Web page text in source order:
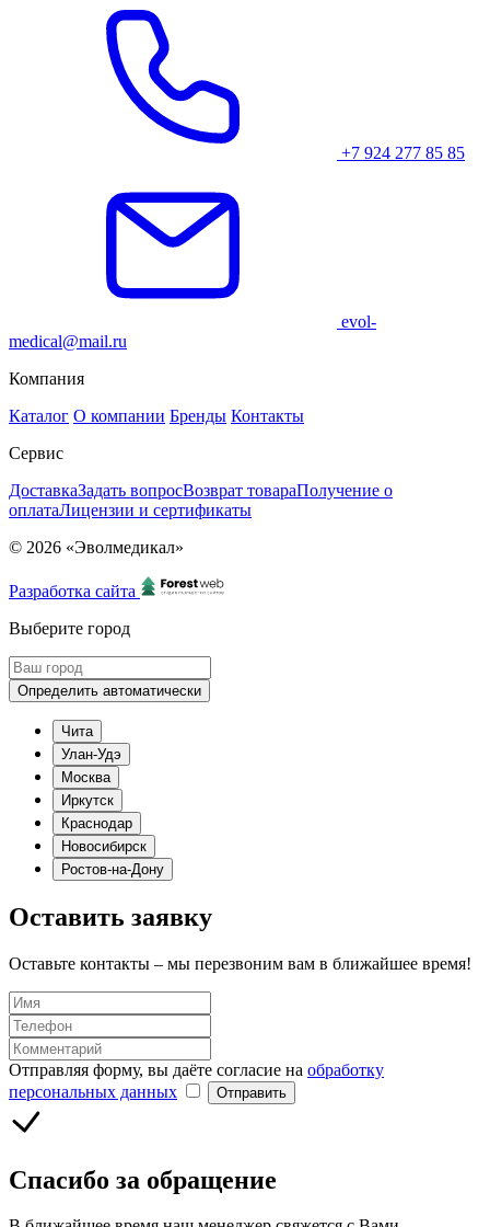
+7 924 277 85 85
evol-
medical@mail.ru
Компания
Каталог О компании Бренды Контакты
Сервис
ДоставкаЗадать вопросВозврат товараПолучение о
оплатаЛицензии и сертификаты
© 2026 «Эволмедикал»
Разработка сайта
Выберите город
Определить автоматически
Чита
Улан-Удэ
Москва
Иркутск
Краснодар
Новосибирск
Ростов-на-Дону
Оставить заявку
Оставьте контакты – мы перезвоним вам в ближайшее время!
Отправляя форму, вы даёте согласие на обработку
персональных данных
Отправить
Спасибо за обращение